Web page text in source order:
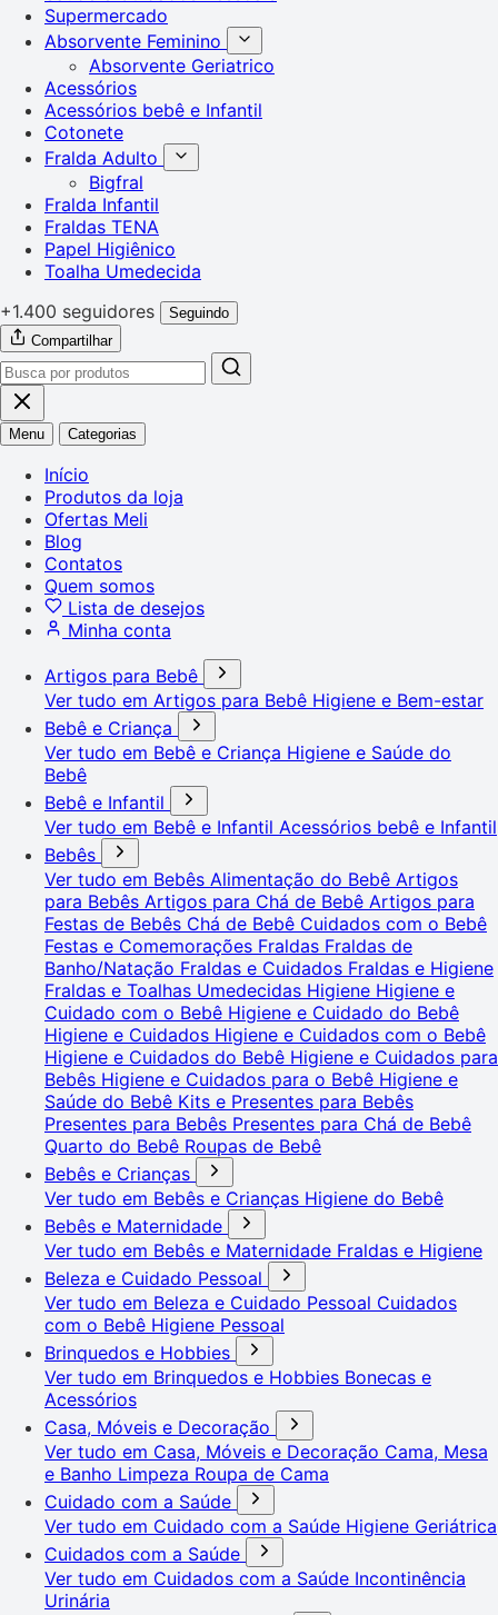
Supermercado
Absorvente Feminino
Absorvente Geriatrico
Acessórios
Acessórios bebê e Infantil
Cotonete
Fralda Adulto
Bigfral
Fralda Infantil
Fraldas TENA
Papel Higiênico
Toalha Umedecida
+1.400 seguidores
Seguindo
Compartilhar
Menu Categorias
Início
Produtos da loja
Ofertas Meli
Blog
Contatos
Quem somos
Lista de desejos
Minha conta
Artigos para Bebê
Ver tudo em Artigos para Bebê Higiene e Bem-estar
Bebê e Criança
Ver tudo em Bebê e Criança Higiene e Saúde do
Bebê
Bebê e Infantil
Ver tudo em Bebê e Infantil Acessórios bebê e Infantil
Bebês
Ver tudo em Bebês Alimentação do Bebê Artigos
para Bebês Artigos para Chá de Bebê Artigos para
Festas de Bebês Chá de Bebê Cuidados com o Bebê
Festas e Comemorações Fraldas Fraldas de
Banho/Natação Fraldas e Cuidados Fraldas e Higiene
Fraldas e Toalhas Umedecidas Higiene Higiene e
Cuidado com o Bebê Higiene e Cuidado do Bebê
Higiene e Cuidados Higiene e Cuidados com o Bebê
Higiene e Cuidados do Bebê Higiene e Cuidados para
Bebês Higiene e Cuidados para o Bebê Higiene e
Saúde do Bebê Kits e Presentes para Bebês
Presentes para Bebês Presentes para Chá de Bebê
Quarto do Bebê Roupas de Bebê
Bebês e Crianças
Ver tudo em Bebês e Crianças Higiene do Bebê
Bebês e Maternidade
Ver tudo em Bebês e Maternidade Fraldas e Higiene
Beleza e Cuidado Pessoal
Ver tudo em Beleza e Cuidado Pessoal Cuidados
com o Bebê Higiene Pessoal
Brinquedos e Hobbies
Ver tudo em Brinquedos e Hobbies Bonecas e
Acessórios
Casa, Móveis e Decoração
Ver tudo em Casa, Móveis e Decoração Cama, Mesa
e Banho Limpeza Roupa de Cama
Cuidado com a Saúde
Ver tudo em Cuidado com a Saúde Higiene Geriátrica
Cuidados com a Saúde
Ver tudo em Cuidados com a Saúde Incontinência
Urinária